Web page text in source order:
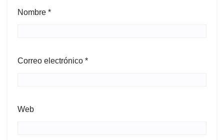
Nombre *
Correo electrónico *
Web